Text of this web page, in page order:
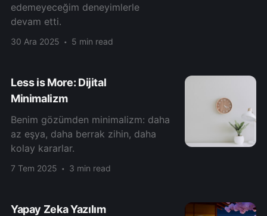
edemeyeceğim deneyimlerle
devam etti.
30 Ara 2025 5 min read
Less is More: Dijital
Minimalizm
Benim gözümden minimalizm: daha
az eşya, daha berrak zihin, daha
kolay kararlar.
7 Tem 2025 3 min read
Yapay Zeka Yazılım